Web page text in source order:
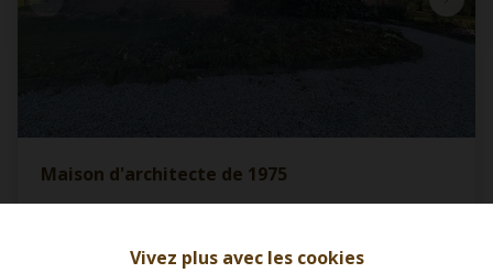
Vivez plus avec les cookies
Maison d'architecte de 1975